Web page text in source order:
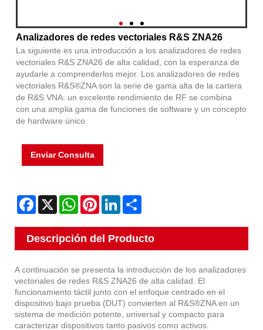
Analizadores de redes vectoriales R&S ZNA26
La siguiente es una introducción a los analizadores de redes
vectoriales R&S ZNA26 de alta calidad, con la esperanza de
ayudarle a comprenderlos mejor. Los analizadores de redes
vectoriales R&S®ZNA son la serie de gama alta de la cartera
de R&S VNA: un excelente rendimiento de RF se combina
con una amplia gama de funciones de software y un concepto
de hardware único.
Enviar Consulta
Facebook
X WhatsAppPinterestLinkedIn
Descripción del Producto
A continuación se presenta la introducción de los analizadores
vectoriales de redes R&S ZNA26 de alta calidad. El
funcionamiento táctil junto con el enfoque centrado en el
dispositivo bajo prueba (DUT) convierten al R&S®ZNA en un
sistema de medición potente, universal y compacto para
caracterizar dispositivos tanto pasivos como activos.